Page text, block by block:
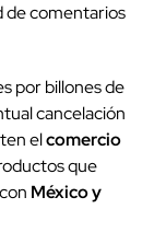
de comentarios
por billones de
cancelación
elcomercio
que
con México y